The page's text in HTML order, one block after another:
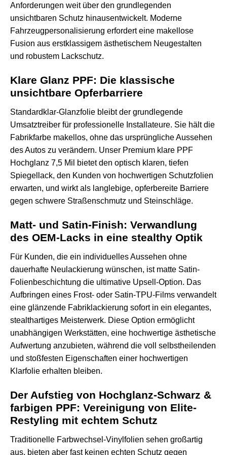
Anforderungen weit über den grundlegenden
unsichtbaren Schutz hinausentwickelt. Moderne
Fahrzeugpersonalisierung erfordert eine makellose
Fusion aus erstklassigem ästhetischem Neugestalten
und robustem Lackschutz.
Klare Glanz PPF: Die klassische
unsichtbare Opferbarriere
Standardklar-Glanzfolie bleibt der grundlegende
Umsatztreiber für professionelle Installateure. Sie hält die
Fabrikfarbe makellos, ohne das ursprüngliche Aussehen
des Autos zu verändern. Unser Premium klare PPF
Hochglanz 7,5 Mil
bietet den optisch klaren, tiefen
Spiegellack, den Kunden von hochwertigen Schutzfolien
erwarten, und wirkt als langlebige, opferbereite Barriere
gegen schwere Straßenschmutz und Steinschläge.
Matt- und Satin-Finish: Verwandlung
des OEM-Lacks in eine stealthy Optik
Für Kunden, die ein individuelles Aussehen ohne
dauerhafte Neulackierung wünschen, ist matte Satin-
Folienbeschichtung die ultimative Upsell-Option. Das
Aufbringen eines Frost- oder Satin-TPU-Films verwandelt
eine glänzende Fabriklackierung sofort in ein elegantes,
stealthartiges Meisterwerk. Diese Option ermöglicht
unabhängigen Werkstätten, eine hochwertige ästhetische
Aufwertung anzubieten, während die voll selbstheilenden
und stoßfesten Eigenschaften einer hochwertigen
Klarfolie erhalten bleiben.
Der Aufstieg von Hochglanz-Schwarz &
farbigen PPF: Vereinigung von Elite-
Restyling mit echtem Schutz
Traditionelle Farbwechsel-Vinylfolien sehen großartig
aus, bieten aber fast keinen echten Schutz gegen